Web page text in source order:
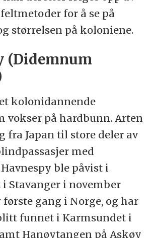
for å se på
størrelsen på koloniene.
(Didemnum
kolonidannende
vokser på hardbunn. Arten
fra Japan til store deler av
med
ble påvist i
Stavanger i november
gang i Norge, og har
funnet i Karmsundet i
Hanøytangen på Askøy